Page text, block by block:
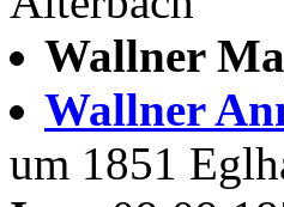
Wallner
Wallner
um 1851